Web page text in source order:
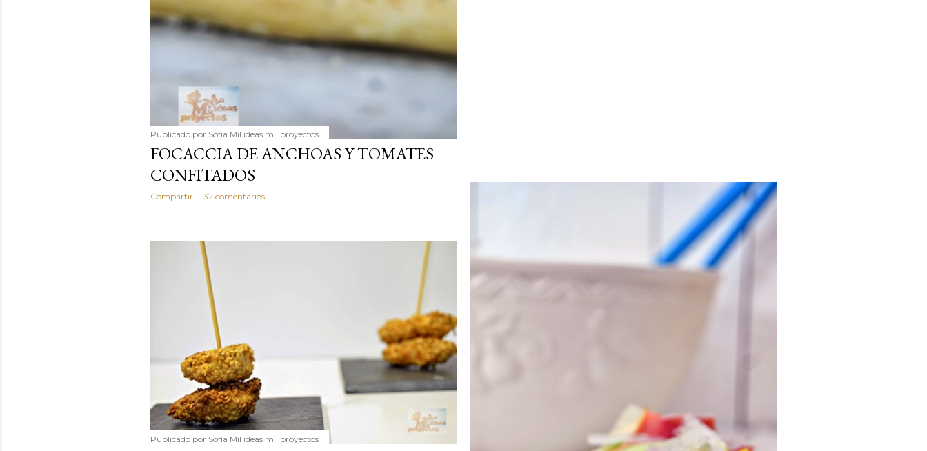
Publicado por Sofía Mil ideas mil proyectos
FOCACCIA DE ANCHOAS Y TOMATES
CONFITADOS
Compartir 32 comentarios
Publicado por Sofía Mil ideas mil proyectos